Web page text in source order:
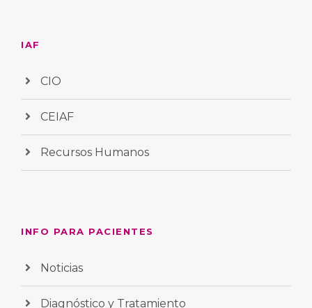
IAF
CIO
CEIAF
Recursos Humanos
INFO PARA PACIENTES
Noticias
Diagnóstico y Tratamiento